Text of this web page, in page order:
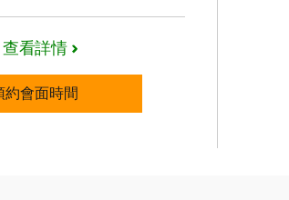
查看詳情
約會面時間